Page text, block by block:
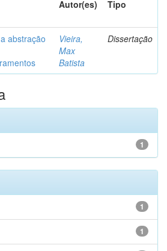
Autor(es) Tipo
abstração
Vieira,
Max
Batista
Dissertação
1
1
1